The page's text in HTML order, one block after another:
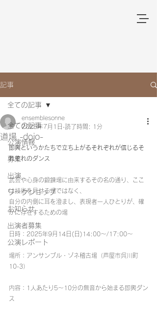
記事
全ての記事
公演情報
募集
出演
ワークショップ
お知らせ
出演者募集
公演レポート
全ての記事
道場 -dojo-
ensemblesonne
2025年7月1日 読了時間: 1分
即興というかたちで立ち上がるそれぞれが信じるそ
れぞれのダンス
武芸や心身の鍛錬場に由来するその名の通り、ここ
は技術を見せる場ではなく、
自分の内側に耳を澄まし、表現者一人ひとりが、確
かに存在するための場
日時：2025年9月14日(日)14:00〜/17:00〜
場所：アンサンブル・ゾネ稽古場（芦屋市呉川町
10-3）
内容：1人あたり5〜10分の無音から始まる即興ダン
ス